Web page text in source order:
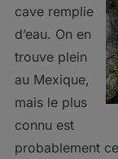
cave remplie
d’eau. On en
trouve plein
au Mexique,
mais le plus
connu est
probablement